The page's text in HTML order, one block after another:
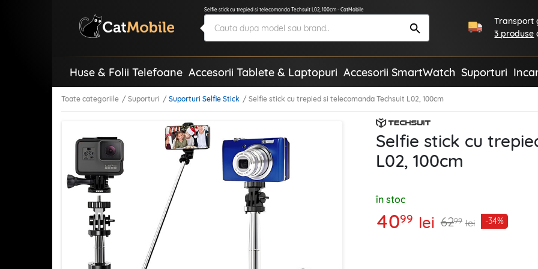
Selfie stick cu trepied si telecomanda Techsuit L02, 100cm - CatMobile
Transport
3 produse
Huse & Folii Telefoane Accesorii Tablete & Laptopuri Accesorii SmartWatch Suporturi
Toate categoriile Suporturi Suporturi Selfie Stick Selfie stick cu trepied si telecomanda Techsuit L02, 100cm
Selfie stick cu
L02, 100cm
în stoc
4099 lei 6299 lei -34%